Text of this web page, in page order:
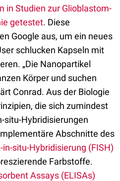
in Studien zur Glioblastom-
getestet. Diese
Google aus, um ein neues
schlucken Kapseln mit
„Die Nanopartikel
Körper und suchen
Conrad. Aus der Biologie
die sich zumindest
situ-Hybridisierungen
Abschnitte des
in-situ-Hybridisierung (FISH)
Farbstoffe.
Assays (ELISAs)